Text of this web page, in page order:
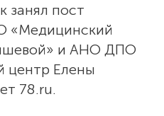
занял пост
«Медицинский
и АНО ДПО
центр Елены
78.ru.